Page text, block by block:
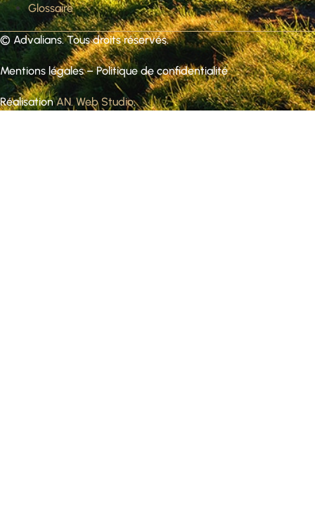
Glossaire
© Advalians. Tous droits réservés.
Mentions légales–Politique de confidentialité
RéalisationAN. Web Studio.